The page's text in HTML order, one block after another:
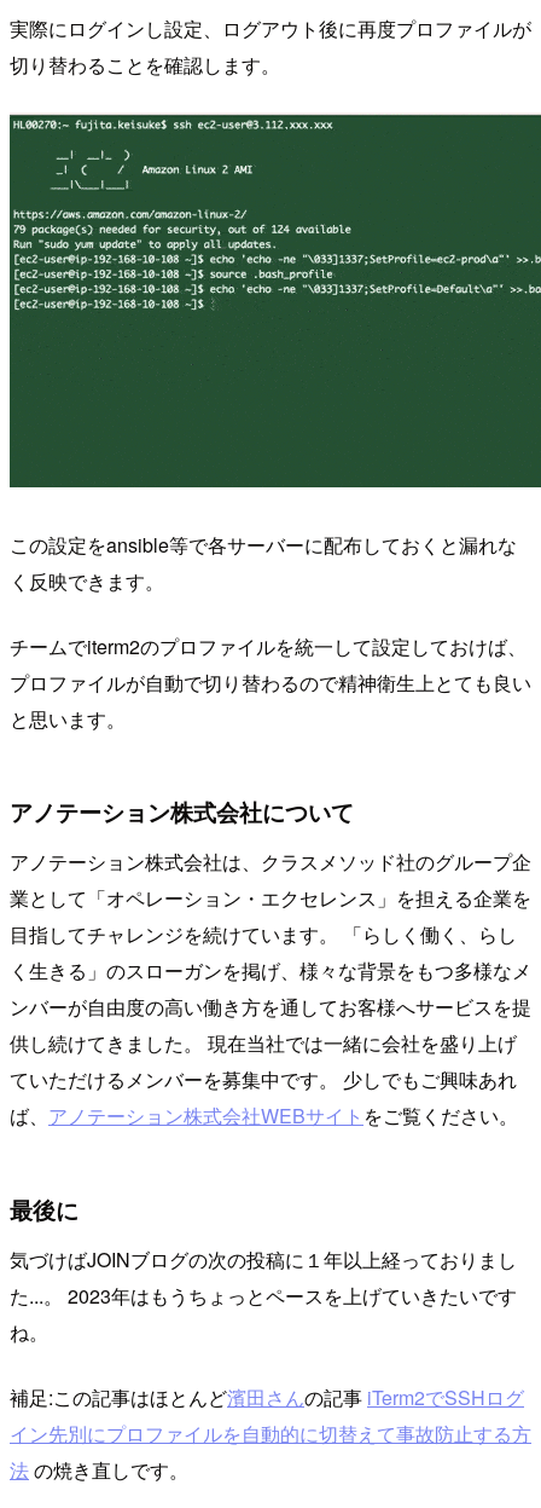
実際にログインし設定、ログアウト後に再度プロファイルが
切り替わることを確認します。
この設定をansible等で各サーバーに配布しておくと漏れな
く反映できます。
チームでiterm2のプロファイルを統一して設定しておけば、
プロファイルが自動で切り替わるので精神衛生上とても良い
と思います。
アノテーション株式会社について
アノテーション株式会社は、クラスメソッド社のグループ企
業として「オペレーション・エクセレンス」を担える企業を
目指してチャレンジを続けています。 「らしく働く、らし
く生きる」のスローガンを掲げ、様々な背景をもつ多様なメ
ンバーが自由度の高い働き方を通してお客様へサービスを提
供し続けてきました。 現在当社では一緒に会社を盛り上げ
ていただけるメンバーを募集中です。 少しでもご興味あれ
ば、 アノテーション株式会社WEBサイト をご覧ください。
最後に
気づけばJOINブログの次の投稿に１年以上経っておりまし
た...。 2023年はもうちょっとペースを上げていきたいです
ね。
補足:この記事はほとんど濱田さんの記事 iTerm2でSSHログ
イン先別にプロファイルを自動的に切替えて事故防止する方
法の焼き直しです。